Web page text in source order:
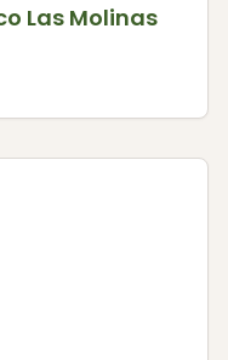
Las Molinas